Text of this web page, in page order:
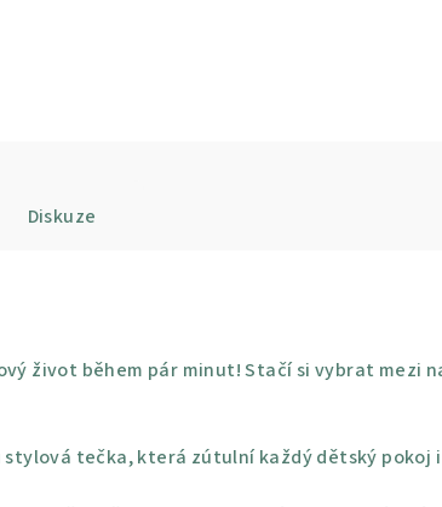
Diskuze
život během pár minut! Stačí si vybrat mezi
stylová tečka, která zútulní každý dětský pokoj